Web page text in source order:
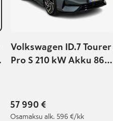
Volkswagen ID.7 Tourer
Pro S 210 kW Akku 86
100 000km | ISOMPI
AKKU! |
57 990 €
Osamaksu alk. 596 €/kk